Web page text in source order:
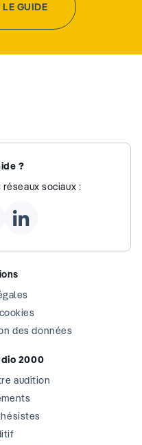
LE GUIDE
?
sociaux :
des données
2000
audition